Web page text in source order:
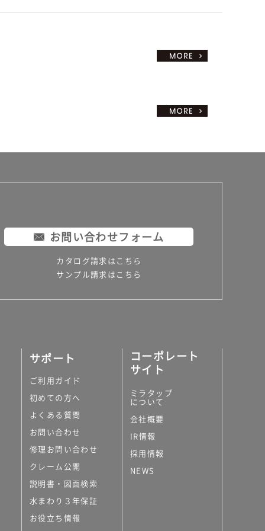
お問い合わせフォーム
カタログ請求はこちら
サンプル請求はこちら
サポート
ご利用ガイド
初めての方へ
よくある質問
お問い合わせ
修理お問い合わせ
クレーム公開
説明書・図面検索
水まわり３年保証
お役立ち情報
コーポレート
サイト
ミラタップ
について
会社概要
IR情報
採用情報
NEWS